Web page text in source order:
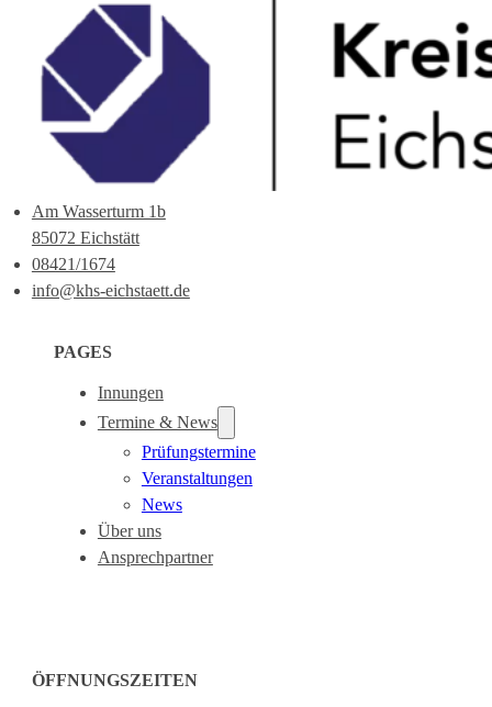
Am Wasserturm 1b
85072 Eichstätt
08421/1674
info@khs-eichstaett.de
PAGES
Innungen
Termine & News
Prüfungstermine
Veranstaltungen
News
Über uns
Ansprechpartner
ÖFFNUNGSZEITEN